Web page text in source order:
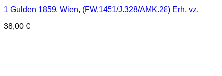
1 Gulden 1859, Wien, (FW.1451/J.328/AMK.28) Erh. vz.
38,00 €